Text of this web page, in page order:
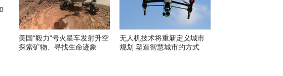
美国“毅力”号火星车发射升空
探索矿物、寻找生命迹象
无人机技术将重新定义城市
规划 塑造智慧城市的方式